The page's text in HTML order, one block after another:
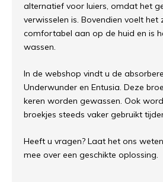
alternatief voor luiers, omdat het
verwisselen is. Bovendien voelt het
comfortabel aan op de huid en is
wassen.
In de webshop vindt u de
Underwunder en Entusia. Deze
keren worden gewassen. Ook
broekjes steeds vaker gebruikt
Heeft u vragen? Laat het ons
mee over een geschikte oplossing.